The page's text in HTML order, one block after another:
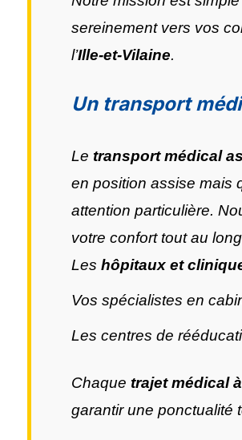
sereinement vers vos
l’Ille-et-Vilaine.
Un transport
Le transport médical
en position assise mais
attention particulière.
votre confort tout au
Les hôpitaux et
Vos spécialistes en
Les centres de
Chaque trajet médical
garantir une ponctualité